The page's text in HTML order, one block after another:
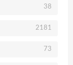
38
2181
73